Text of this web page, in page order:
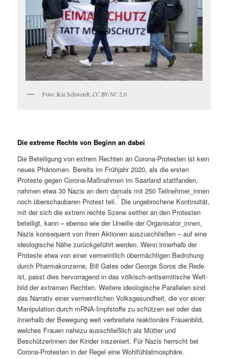
Foto: Kai Schw­erdt,CC BY-NC 2.0
Die extreme Rechte von Beginn an dabei
Die Beteili­gung von extrem Recht­en an Coro­na-Protesten ist kein
neues Phänomen. Bere­its im Früh­jahr 2020, als die ersten
Proteste gegen Coro­na-Maß­nah­men im Saar­land stat­tfan­den,
nah­men etwa 30 Nazis an dem damals mit 250 Teilnehmer_innen
noch über­schaubaren Protest teil.1 Die unge­broch­ene Kon­ti­nu­ität,
mit der sich die extrem rechte Szene sei­ther an den Protesten
beteiligt, kann – eben­so wie der Unwille der Organisator_innen,
Nazis kon­se­quent von ihren Aktio­nen auszuschließen – auf eine
ide­ol­o­gis­che Nähe zurück­ge­führt wer­den. Wenn inner­halb der
Proteste etwa von ein­er ver­meintlich über­mächti­gen Bedro­hung
durch Phar­makonz­erne, Bill Gates oder George Soros die Rede
ist, passt dies her­vor­ra­gend in das völkisch-anti­semi­tis­che Welt­
bild der extremen Recht­en. Weit­ere ide­ol­o­gis­che Par­al­le­len sind
das Nar­ra­tiv ein­er ver­meintlichen Volks­ge­sund­heit, die vor ein­er
Manip­u­la­tion durch mRNA-Impf­stoffe zu schützen sei oder das
inner­halb der Bewe­gung weit ver­bre­it­ete reak­tionäre Frauen­bild,
welch­es Frauen nahezu auss­chließlich als Müt­ter und
Beschützerin­nen der Kinder insze­niert. Für Nazis herrscht bei
Coro­na-Protesten in der Regel eine Wohlfühlatmosphäre.